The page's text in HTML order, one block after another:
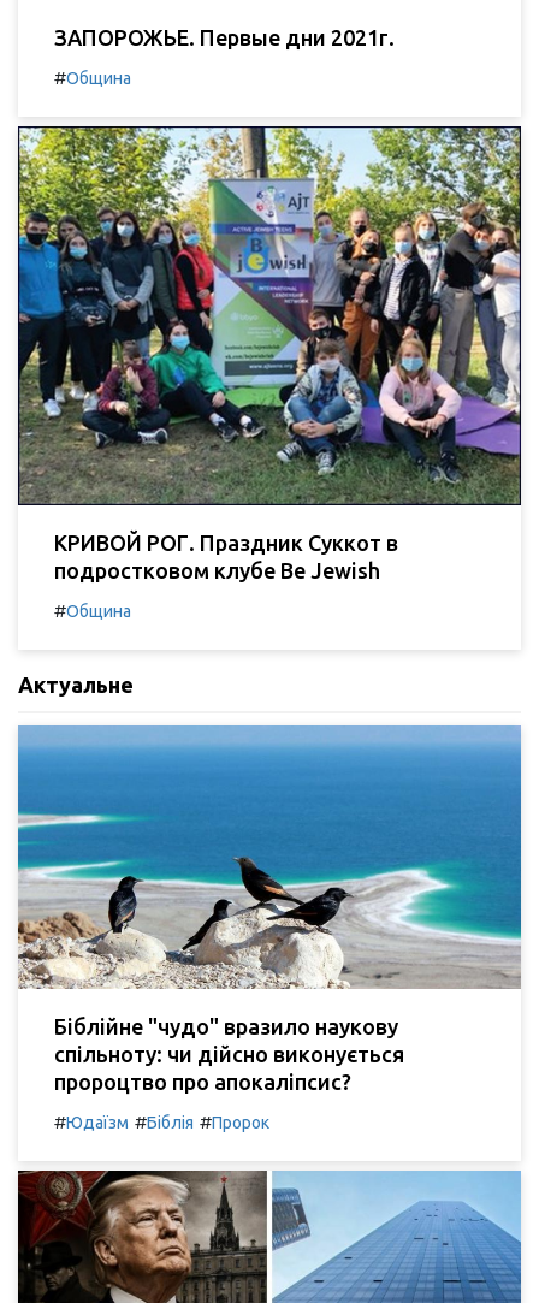
ЗАПОРОЖЬЕ. Первые дни 2021г.
#Община
КРИВОЙ РОГ. Праздник Суккот в
подростковом клубе Be Jewish
#Община
Актуальне
Біблійне "чудо" вразило наукову
спільноту: чи дійсно виконується
пророцтво про апокаліпсис?
#Юдаїзм #Біблія #Пророк